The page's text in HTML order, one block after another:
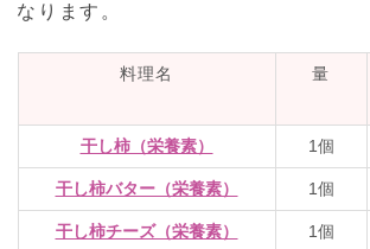
なります。
料理名 量
干し柿（栄養素） 1個
干し柿バター（栄養素） 1個
干し柿チーズ（栄養素） 1個